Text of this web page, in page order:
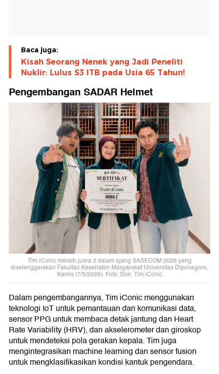
Baca juga:
Kisah Seorang Nenek yang Jadi Peneliti
Nuklir: Lulus S3 ITB pada Usia 65 Tahun!
Pengembangan SADAR Helmet
Tim iConic meraih juara 2 dalam ajang SASECOM 2026 yang
diselenggarakan Fakultas Kesehatan Masyarakat Universitas Diponegoro,
Kamis (7/5/2026). Foto: Dok. Tim iConic
Dalam pengembangannya, Tim iConic menggunakan
teknologi IoT untuk pemantauan dan komunikasi data,
sensor PPG untuk membaca detak jantung dan Heart
Rate Variability (HRV), dan akselerometer dan giroskop
untuk mendeteksi pola gerakan kepala. Tim juga
mengintegrasikan machine learning dan sensor fusion
untuk mengklasifikasikan kondisi kantuk pengendara.